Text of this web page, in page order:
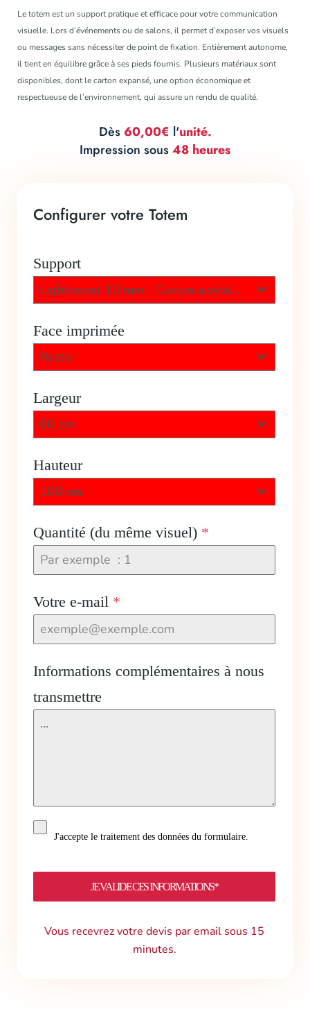
Le totem est un support pratique et efficace pour votre communication
visuelle. Lors d’événements ou de salons, il permet d’exposer vos visuels
ou messages sans nécessiter de point de fixation. Entièrement autonome,
il tient en équilibre grâce à ses pieds fournis. Plusieurs matériaux sont
disponibles, dont le carton expansé, une option économique et
respectueuse de l’environnement, qui assure un rendu de qualité.
Dès 60,00€ l'unité.
Impression sous48 heures
Configurer votre Totem
Support
Lightboard 10 mm - Carton alvéolaire
Face imprimée
Recto
Largeur
60 cm
Hauteur
100 cm
Quantité (du même visuel) *
Votre e-mail *
Informations complémentaires à nous
transmettre
J'accepte le traitement des données du formulaire.
JE VALIDE CES INFORMATIONS*
Vous recevrez votre devis par email sous 15
minutes.